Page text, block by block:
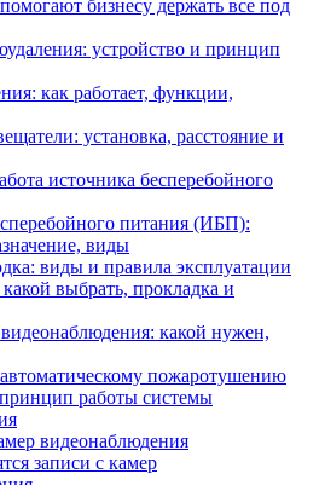
бизнесу держать все под
устройство и принцип
как работает, функции,
установка, расстояние и
источника бесперебойного
питания (ИБП):
виды
виды и правила эксплуатации
выбрать, прокладка и
какой нужен,
пожаротушению
работы системы
видеонаблюдения
записи с камер